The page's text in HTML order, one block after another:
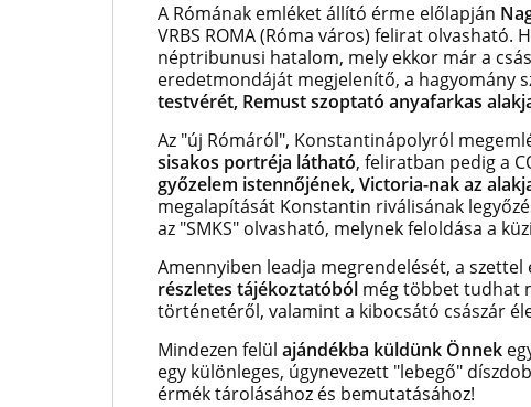
A Rómának emléket állító érme előlapján
VRBS ROMA (Róma város) felirat olvasható.
néptribunusi hatalom, mely ekkor már a
eredetmondáját megjelenítő, a hagyomány
testvérét, Remust szoptató anyafarkas
Az "új Rómáról", Konstantinápolyról
sisakos portréja látható, feliratban pedig a
győzelem istennőjének, Victoria-nak az
megalapítását Konstantin riválisának
az "SMKS" olvasható, melynek feloldása a
Amennyiben leadja megrendelését, a
részletes tájékoztatóból még többet tudhat
történetéről, valamint a kibocsátó császár
Mindezen felül ajándékba küldünk Önnek
egy különleges, úgynevezett "lebegő"
érmék tárolásához és bemutatásához!